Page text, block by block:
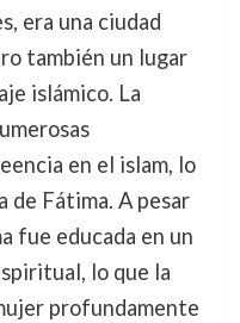
era una ciudad
también un lugar
islámico. La
en el islam, lo
de Fátima. A pesar
fue educada en un
lo que la
profundamente